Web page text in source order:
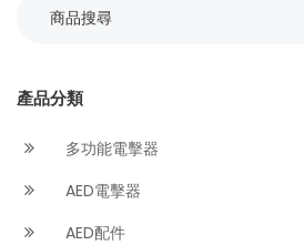
產品分類
多功能電擊器
AED電擊器
AED配件